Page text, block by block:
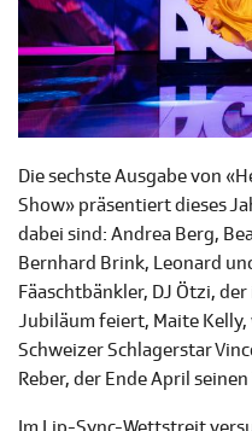
Die sechste Ausgabe von
Show» präsentiert dieses
dabei sind: Andrea Berg,
Bernhard Brink, Leonard
Fäaschtbänkler, DJ Ötzi,
Jubiläum feiert, Maite
Schweizer Schlagerstar
Reber, der Ende April